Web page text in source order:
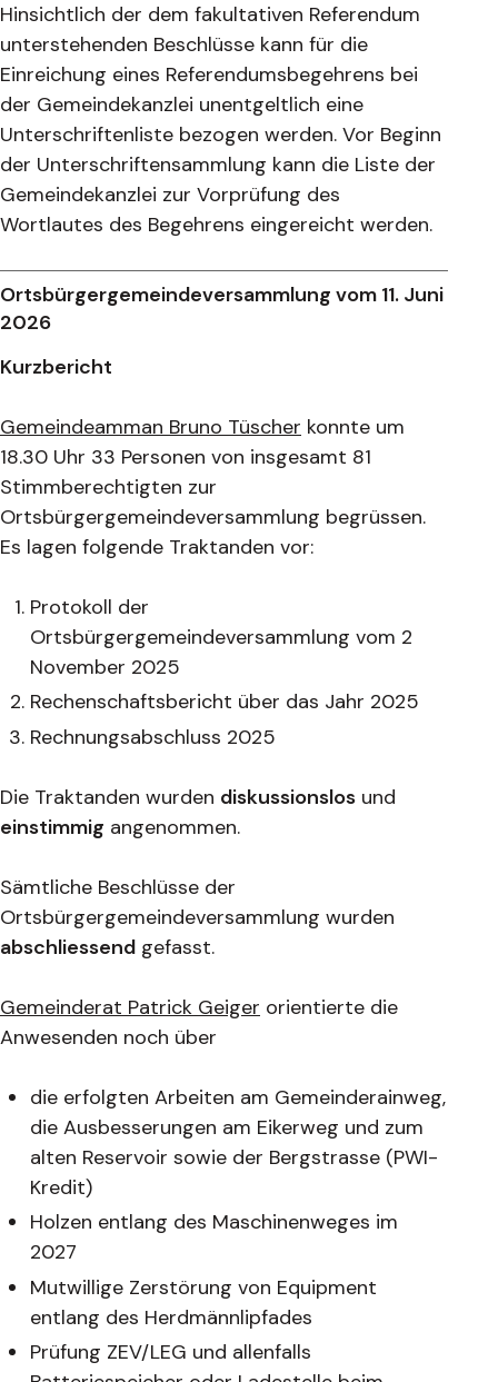
Hinsichtlich der dem fakultativen Referendum
unterstehenden Beschlüsse kann für die
Einreichung eines Referendumsbegehrens bei
der Gemeindekanzlei unentgeltlich eine
Unterschriftenliste bezogen werden. Vor Beginn
der Unterschriftensammlung kann die Liste der
Gemeindekanzlei zur Vorprüfung des
Wortlautes des Begehrens eingereicht werden.
Ortsbürgergemeindeversammlung vom 11. Juni
2026
Kurzbericht
Gemeindeamman Bruno Tüscher konnte um
18.30 Uhr 33 Personen von insgesamt 81
Stimmberechtigten zur
Ortsbürgergemeindeversammlung begrüssen.
Es lagen folgende Traktanden vor:
Protokoll der
Ortsbürgergemeindeversammlung vom 2
November 2025
Rechenschaftsbericht über das Jahr 2025
Rechnungsabschluss 2025
Die Traktanden wurden diskussionslos und
einstimmig angenommen.
Sämtliche Beschlüsse der
Ortsbürgergemeindeversammlung wurden
abschliessend gefasst.
Gemeinderat Patrick Geiger orientierte die
Anwesenden noch über
die erfolgten Arbeiten am Gemeinderainweg,
die Ausbesserungen am Eikerweg und zum
alten Reservoir sowie der Bergstrasse (PWI-
Kredit)
Holzen entlang des Maschinenweges im
2027
Mutwillige Zerstörung von Equipment
entlang des Herdmännlipfades
Prüfung ZEV/LEG und allenfalls